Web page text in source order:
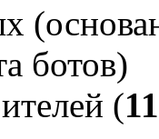
ботов)
(